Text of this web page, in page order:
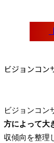
ビジョンコン
ビジョンコン
方によって大
収傾向を整理